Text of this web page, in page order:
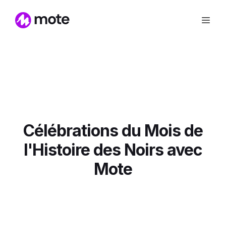
Célébrations du Mois de
l'Histoire des Noirs avec
Mote